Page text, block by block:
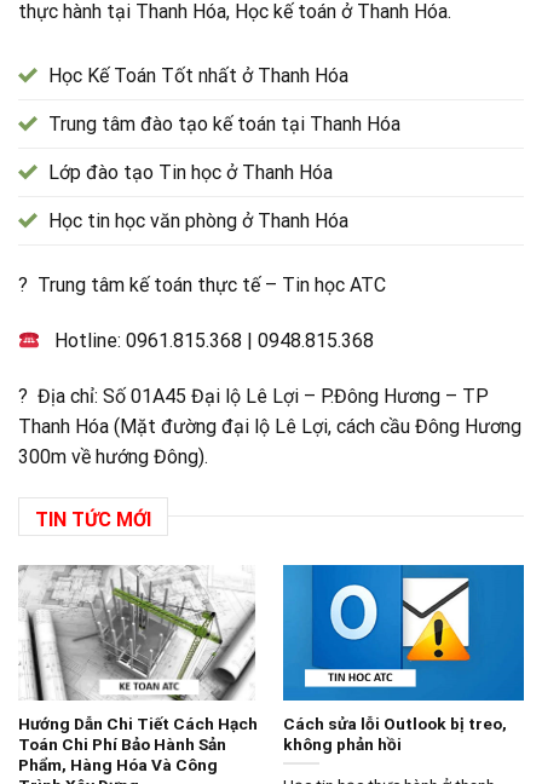
thực hành tại Thanh Hóa, Học kế toán ở Thanh Hóa.
Học Kế Toán Tốt nhất ở Thanh Hóa
Trung tâm đào tạo kế toán tại Thanh Hóa
Lớp đào tạo Tin học ở Thanh Hóa
Học tin học văn phòng ở Thanh Hóa
? Trung tâm kế toán thực tế – Tin học ATC
Hotline:0961.815.368 |0948.815.368
? Địa chỉ: Số 01A45 Đại lộ Lê Lợi – P.Đông Hương – TP
Thanh Hóa (Mặt đường đại lộ Lê Lợi, cách cầu Đông Hương
300m về hướng Đông).
TIN TỨC MỚI
Hướng Dẫn Chi Tiết Cách Hạch
Toán Chi Phí Bảo Hành Sản
Phẩm, Hàng Hóa Và Công
Cách sửa lỗi Outlook bị treo,
không phản hồi